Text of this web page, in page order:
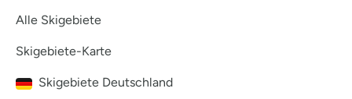
Alle Skigebiete
Skigebiete-Karte
Skigebiete Deutschland